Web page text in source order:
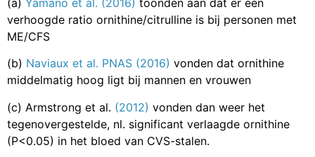
verhoogde ratio ornithine/citrulline is bij personen met
ME/CFS
(b) Naviaux et al. PNAS (2016) vonden dat ornithine
middelmatig hoog ligt bij mannen en vrouwen
(c) Armstrong et al. (2012) vonden dan weer het
tegenovergestelde, nl. significant verlaagde ornithine
(P<0.05) in het bloed van CVS-stalen.